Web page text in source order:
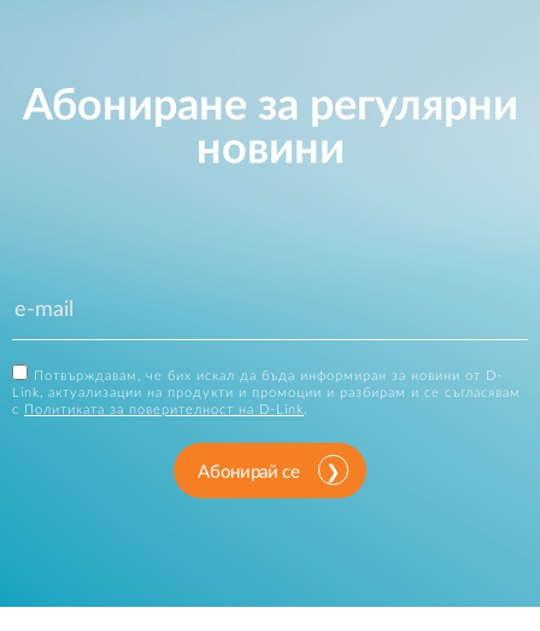
Абониране за регулярни
новини
Потвърждавам, че бих искал да бъда информиран за новини от D-
Link, актуализации на продукти и промоции и разбирам и се съгласявам
с
Политиката за поверителност на D-Link
Абонирай се